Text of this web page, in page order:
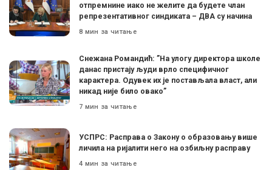
отпремнине иако не желите да будете члан
репрезентативног синдиката – ДВА су начина
8 мин за читање
Снежана Романдић: ”На улогу директора школе
данас пристају људи врло специфичног
карактера. Одувек их је постављала власт, али
никад није било овако”
7 мин за читање
УСПРС: Расправа о Закону о образовању више
личила на ријалити него на озбиљну расправу
4 мин за читање